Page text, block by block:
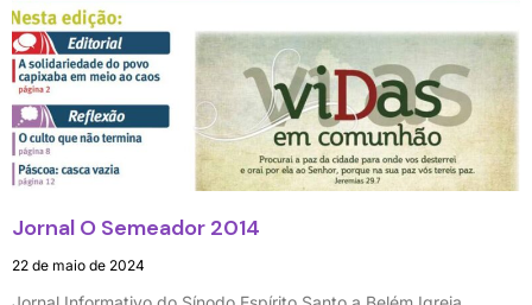
Jornal O Semeador 2014
22 de maio de 2024